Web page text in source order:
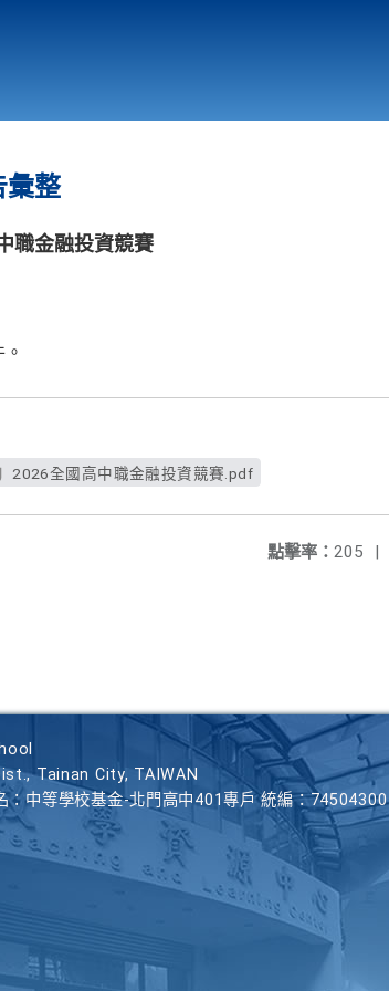
彙整
職金融投資競賽
2026全國高中職金融投資競賽.pdf
點擊率： 205 |
Tainan City, TAIWAN
中等學校基金-北門高中401專戶 統編：74504300